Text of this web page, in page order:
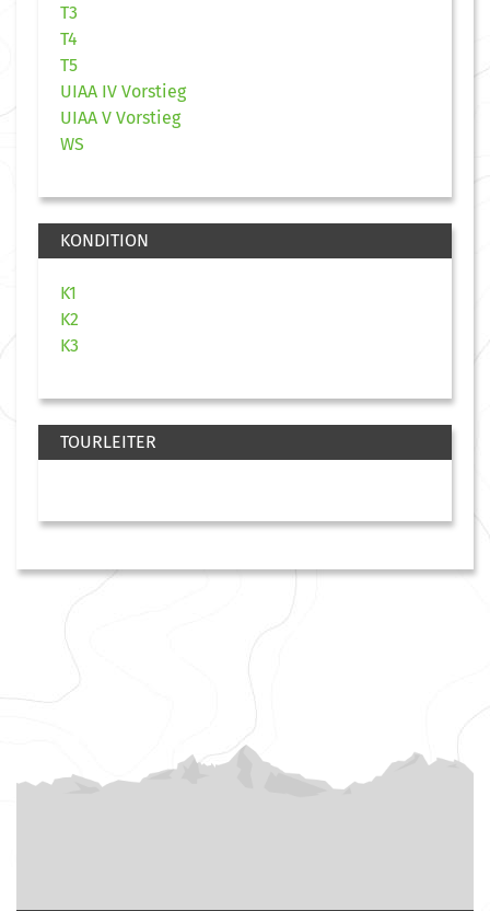
T3
T4
T5
UIAA IV Vorstieg
UIAA V Vorstieg
WS
KONDITION
K1
K2
K3
TOURLEITER